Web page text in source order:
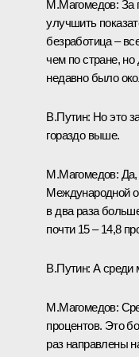
М.Магомедов: За
улучшить
безработица –
чем по стране, но
недавно было
В.Путин: Но это
гораздо выше.
М.Магомедов: Да,
Международной
в два раза
почти 15 – 14,8
В.Путин: А среди
М.Магомедов:
процентов. Это
раз направлены